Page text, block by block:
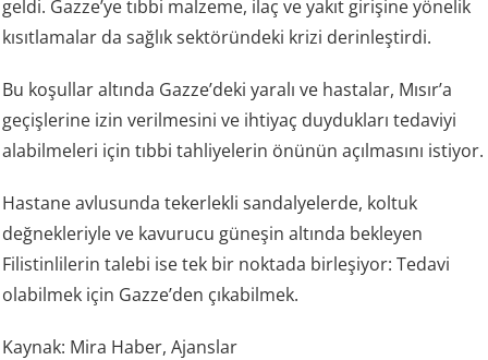
geldi. Gazze’ye tıbbi malzeme, ilaç ve yakıt girişine yönelik
kısıtlamalar da sağlık sektöründeki krizi derinleştirdi.
Bu koşullar altında Gazze’deki yaralı ve hastalar, Mısır’a
geçişlerine izin verilmesini ve ihtiyaç duydukları tedaviyi
alabilmeleri için tıbbi tahliyelerin önünün açılmasını istiyor.
Hastane avlusunda tekerlekli sandalyelerde, koltuk
değnekleriyle ve kavurucu güneşin altında bekleyen
Filistinlilerin talebi ise tek bir noktada birleşiyor: Tedavi
olabilmek için Gazze’den çıkabilmek.
Kaynak: Mira Haber, Ajanslar